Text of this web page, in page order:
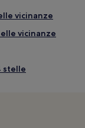
vicinanze
vicinanze
stelle